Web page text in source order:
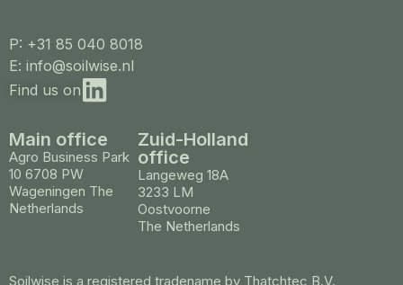
P: +31 85 040 8018
E: info@soilwise.nl
Find us on
Main office
Agro Business Park
10 6708 PW
Wageningen The
Netherlands
Zuid-Holland
office
Langeweg 18A
3233 LM
Oostvoorne
The Netherlands
Soilwise is a registered tradename by Thatchtec B.V.